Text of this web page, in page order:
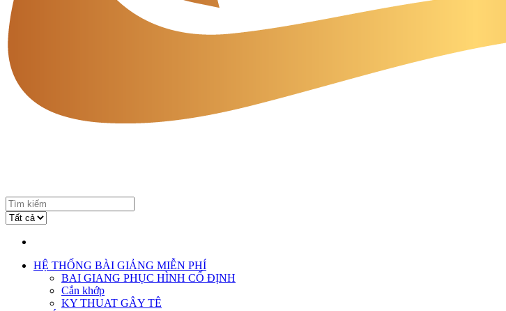
HỆ THỐNG BÀI GIẢNG MIỄN PHÍ
BAI GIANG PHỤC HÌNH CỐ ĐỊNH
Cắn khớp
KY THUAT GÂY TÊ